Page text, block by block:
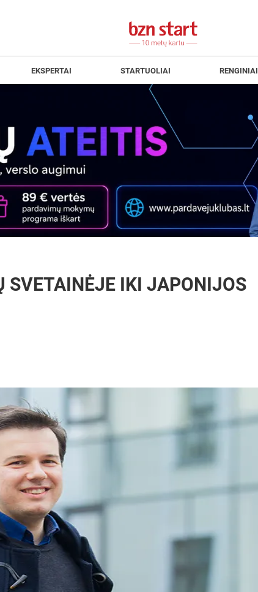
EKSPERTAI STARTUOLIAI RENGINIAI
SVETAINĖJE IKI JAPONIJOS